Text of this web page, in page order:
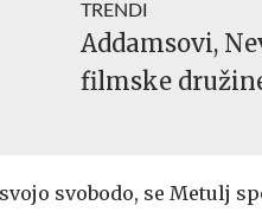
TRENDI
Addamsovi,
filmske
svobodo, se Metulj